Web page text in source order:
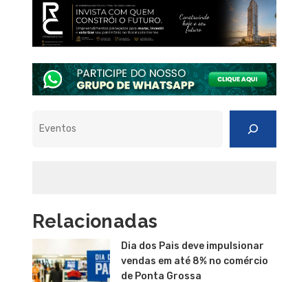
Relacionadas
Dia dos Pais deve impulsionar
vendas em até 8% no comércio
de Ponta Grossa